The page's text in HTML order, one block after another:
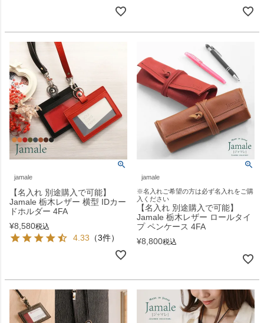
jamale
【名入れ 別途購入で可能】
Jamale 栃木レザー 横型 IDカー
ドホルダー 4FA
¥8,580税込
4.33 （3件）
jamale
※名入れご希望の方は必ず名入れをご購
入ください
【名入れ 別途購入で可能】
Jamale 栃木レザー ロールタイ
プ ペンケース 4FA
¥8,800税込